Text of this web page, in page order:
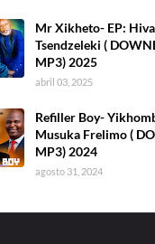
Mr Xikheto- EP: Hiva
Tsendzeleki (
MP3) 2025
abril 03, 2025
Refiller Boy-
Musuka Frelimo (
MP3) 2024
agosto 31, 2024